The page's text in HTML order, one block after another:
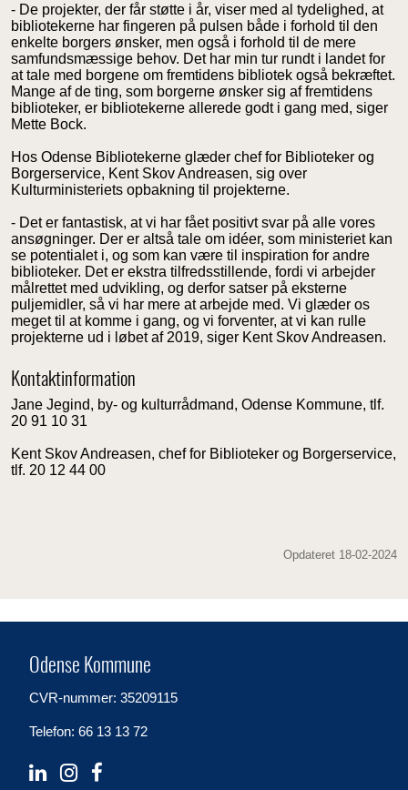
- De projekter, der får støtte i år, viser med al tydelighed, at
bibliotekerne har fingeren på pulsen både i forhold til den
enkelte borgers ønsker, men også i forhold til de mere
samfundsmæssige behov. Det har min tur rundt i landet for
at tale med borgene om fremtidens bibliotek også bekræftet.
Mange af de ting, som borgerne ønsker sig af fremtidens
biblioteker, er bibliotekerne allerede godt i gang med, siger
Mette Bock.
Hos Odense Bibliotekerne glæder chef for Biblioteker og
Borgerservice, Kent Skov Andreasen, sig over
Kulturministeriets opbakning til projekterne.
- Det er fantastisk, at vi har fået positivt svar på alle vores
ansøgninger. Der er altså tale om idéer, som ministeriet kan
se potentialet i, og som kan være til inspiration for andre
biblioteker. Det er ekstra tilfredsstillende, fordi vi arbejder
målrettet med udvikling, og derfor satser på eksterne
puljemidler, så vi har mere at arbejde med. Vi glæder os
meget til at komme i gang, og vi forventer, at vi kan rulle
projekterne ud i løbet af 2019, siger Kent Skov Andreasen.
Kontaktinformation
Jane Jegind, by- og kulturrådmand, Odense Kommune, tlf.
20 91 10 31
Kent Skov Andreasen, chef for Biblioteker og Borgerservice,
tlf. 20 12 44 00
Opdateret 18-02-2024
Odense Kommune
CVR-nummer: 35209115
Telefon: 66 13 13 72